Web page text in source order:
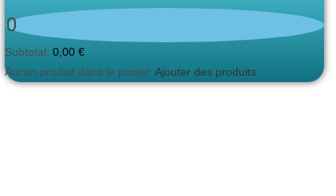
0
Subtotal: 0,00 €
Aucun produit dans le panier. Ajouter des produits